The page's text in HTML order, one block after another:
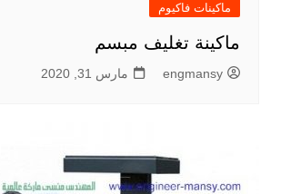
ماكينات فاكيوم
ماكينة تغليف مبسم
engmansy مارس 31, 2020